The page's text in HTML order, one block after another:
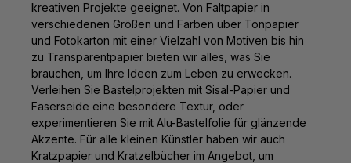
kreativen Projekte geeignet. Von Faltpapier in
verschiedenen Größen und Farben über Tonpapier
und Fotokarton mit einer Vielzahl von Motiven bis hin
zu Transparentpapier bieten wir alles, was Sie
brauchen, um Ihre Ideen zum Leben zu erwecken.
Verleihen Sie Bastelprojekten mit Sisal-Papier und
Faserseide eine besondere Textur, oder
experimentieren Sie mit Alu-Bastelfolie für glänzende
Akzente. Für alle kleinen Künstler haben wir auch
Kratzpapier und Kratzelbücher im Angebot, um